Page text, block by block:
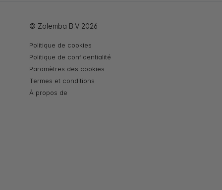
© Zolemba B.V 2026
Politique de cookies
Politique de confidentialité
Paramètres des cookies
Termes et conditions
À propos de